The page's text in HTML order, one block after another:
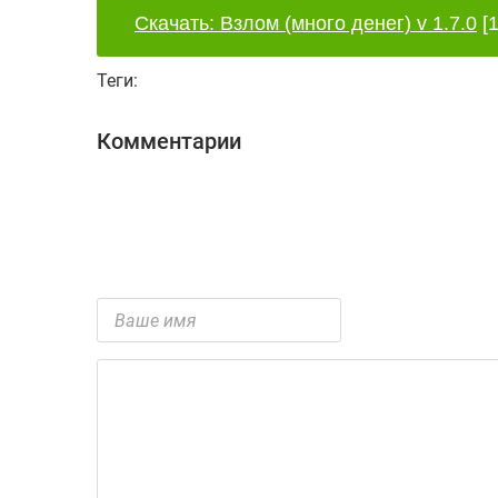
Скачать: Взлом (много денег) v 1.7.0
Теги:
Комментарии